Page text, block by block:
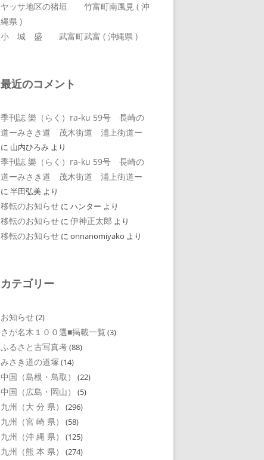
ヤッサ地区の猪垣 竹富町南風見 ( 沖
縄県 )
小 城 盛 武富町武富 ( 沖縄県 )
最近のコメント
季刊誌 樂（らく）ra-ku 59号 長崎の
道ーみさき道 茂木街道 浦上街道ー
に 山内ひろみ より
季刊誌 樂（らく）ra-ku 59号 長崎の
道ーみさき道 茂木街道 浦上街道ー
に 半田弘美 より
移転のお知らせ に ハンター より
移転のお知らせ に 伊神正太郎 より
移転のお知らせ に onnanomiyako より
カテゴリー
お知らせ(2)
さが名木１００選■掲載一覧 (3)
ふるさと古写真考(88)
みさき道の道塚 (14)
中国（島根・鳥取） (22)
中国（広島・岡山） (5)
九州（大 分 県） (296)
九州（宮 崎 県） (58)
九州（沖 縄 県） (125)
九州（熊 本 県） (274)